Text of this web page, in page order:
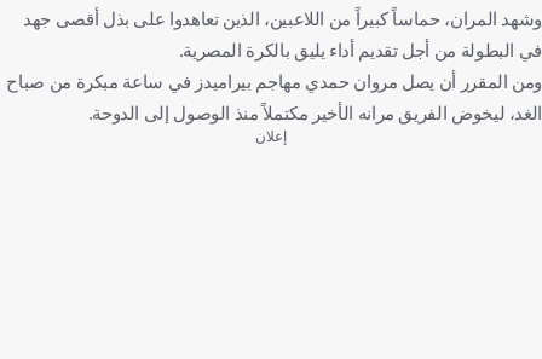
وشهد المران، حماساً كبيراً من اللاعبين، الذين تعاهدوا على بذل أقصى جهد
في البطولة من أجل تقديم أداء يليق بالكرة المصرية.
ومن المقرر أن يصل مروان حمدي مهاجم بيراميدز في ساعة مبكرة من صباح
الغد، ليخوض الفريق مرانه الأخير مكتملاً منذ الوصول إلى الدوحة.
إعلان